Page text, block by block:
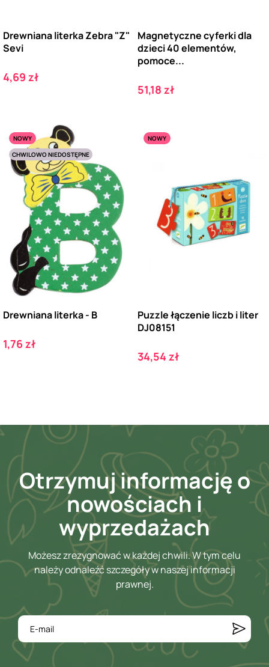
Drewniana literka Zebra "Z"
Sevi
Cena
4,69 zł
Magnetyczne cyferki dla
dzieci 40 elementów,
pomoce...
Cena
51,18 zł
NOWY
CHWILOWO NIEDOSTĘPNE
Drewniana literka - B
Cena
1,76 zł
NOWY
Puzzle łączenie liczb i liter
DJ08151
Cena
34,54 zł
Otrzymuj informację o
nowościach i
wyprzedażach
Możesz zrezygnować w każdej chwili. W tym celu
należy odnaleźć szczegóły w naszej informacji
prawnej.